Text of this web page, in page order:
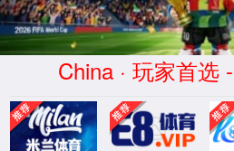
XML 地图